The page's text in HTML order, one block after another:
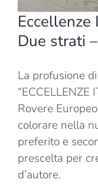
Due strati
La profusione
Rovere
colorare nella
preferito e
prescelta per
d’autore.